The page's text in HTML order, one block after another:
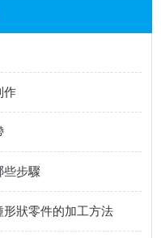
作
些步驟
狀零件的加工方法